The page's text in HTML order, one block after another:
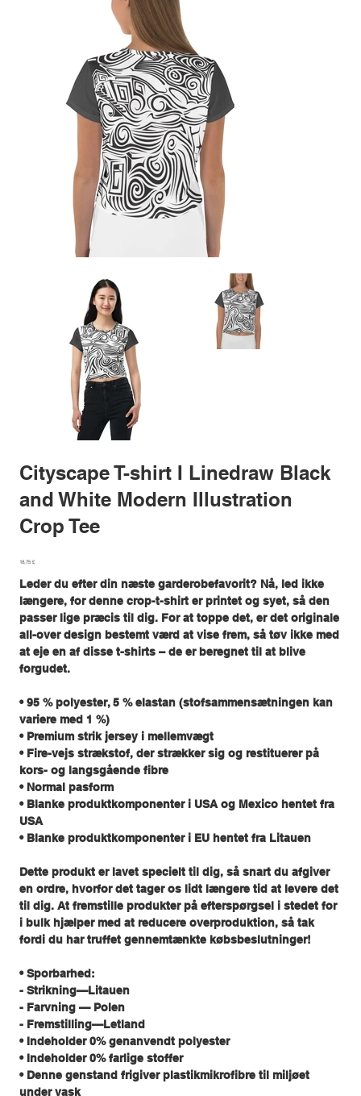
Cityscape T-shirt I Linedraw Black
and White Modern Illustration
Crop Tee
Pris
18,75 £
Leder du efter din næste garderobefavorit? Nå, led ikke
længere, for denne crop-t-shirt er printet og syet, så den
passer lige præcis til dig. For at toppe det, er det originale
all-over design bestemt værd at vise frem, så tøv ikke med
at eje en af disse t-shirts – de er beregnet til at blive
forgudet.
• 95 % polyester, 5 % elastan (stofsammensætningen kan
variere med 1 %)
• Premium strik jersey i mellemvægt
• Fire-vejs strækstof, der strækker sig og restituerer på
kors- og langsgående fibre
• Normal pasform
• Blanke produktkomponenter i USA og Mexico hentet fra
USA
• Blanke produktkomponenter i EU hentet fra Litauen
Dette produkt er lavet specielt til dig, så snart du afgiver
en ordre, hvorfor det tager os lidt længere tid at levere det
til dig. At fremstille produkter på efterspørgsel i stedet for
i bulk hjælper med at reducere overproduktion, så tak
fordi du har truffet gennemtænkte købsbeslutninger!
• Sporbarhed:
- Strikning—Litauen
- Farvning — Polen
- Fremstilling—Letland
• Indeholder 0% genanvendt polyester
• Indeholder 0% farlige stoffer
• Denne genstand frigiver plastikmikrofibre til miljøet
under vask